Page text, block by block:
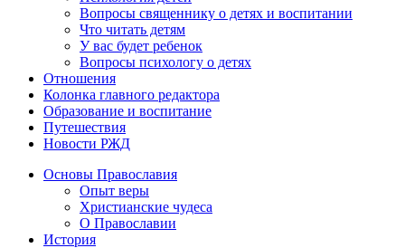
Вопросы священнику о детях и воспитании
Что читать детям
У вас будет ребенок
Вопросы психологу о детях
Отношения
Колонка главного редактора
Образование и воспитание
Путешествия
Новости РЖД
Основы Православия
Опыт веры
Христианские чудеса
О Православии
История